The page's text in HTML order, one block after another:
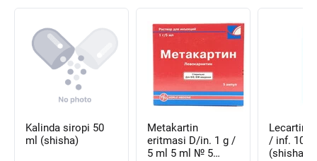
Kalinda siropi 50
ml (shisha)
Metakartin
eritmasi D/in. 1 g /
5 ml 5 ml № 5
Lecartin
/ inf. 100
(shisha)